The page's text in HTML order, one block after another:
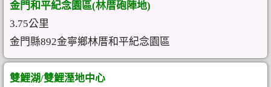
金門和平紀念園區(林厝砲陣地)
3.75公里
金門縣892金寧鄉林厝和平紀念園區
雙鯉湖/雙鯉溼地中心